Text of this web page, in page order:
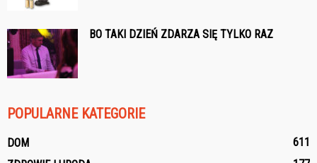
BO TAKI DZIEŃ ZDARZA SIĘ TYLKO RAZ
POPULARNE KATEGORIE
DOM
611